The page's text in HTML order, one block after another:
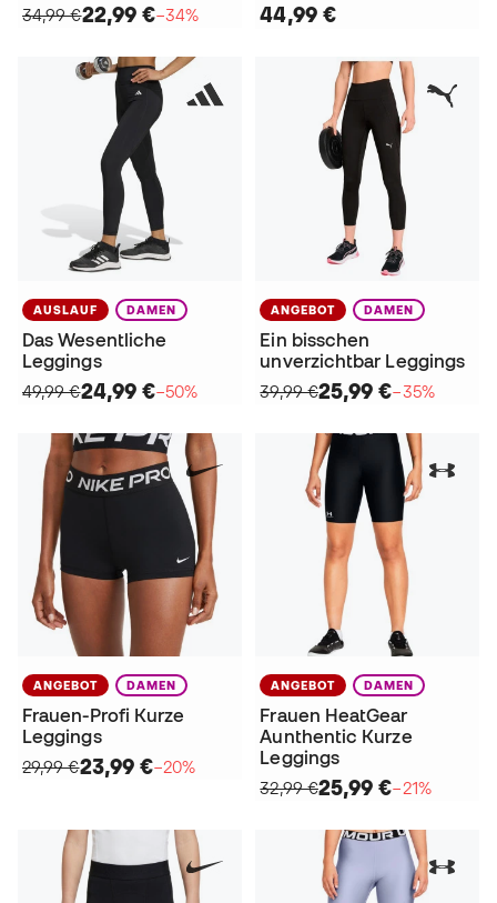
34,99 €22,99 €−34% 44,99 €
AUSLAUF DAMEN
Das Wesentliche
Leggings
49,99 €24,99 €−50%
ANGEBOT DAMEN
Ein bisschen
unverzichtbar Leggings
39,99 €25,99 €−35%
ANGEBOT DAMEN
Frauen-Profi Kurze
Leggings
29,99 €23,99 €−20%
ANGEBOT DAMEN
Frauen HeatGear
Aunthentic Kurze
Leggings
32,99 €25,99 €−21%